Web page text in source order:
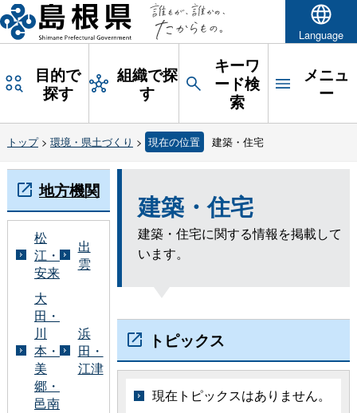
Language
目的で
探す
組織で探
す
キーワ
ード検
索
メニュ
ー
トップ> 環境・県土づくり > 現在の位置 建築・住宅
建築・住宅
建築・住宅に関する情報を掲載して
います。
トピックス
現在トピックスはありません。
地方機関
松
江・
安来
出
雲
大
田・
川
本・
美
郷・
邑南
浜
田・
江津